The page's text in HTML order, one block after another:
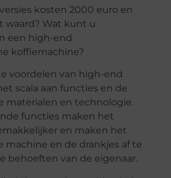
kosten 2000 euro en
waard? Wat kunt u
een high-end
koffiemachine?
voordelen van high-end
scala aan functies en de
materialen en technologie.
functies maken het
en maken het
machine en de drankjes af te
behoeften van de eigenaar.